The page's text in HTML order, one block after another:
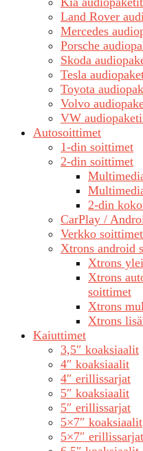
Land Rover
Mercedes
Porsche
Skoda
Tesla
Toyota
Volvo
VW
Autosoittimet
1-din soittimet
2-din soittimet
2-din
CarPlay /
Verkko soittimet
Xtrons android
Xtrons
Xtrons
soittimet
Xtrons
Xtrons
Kaiuttimet
3,5″ koaksiaalit
4″ koaksiaalit
4″ erillissarjat
5″ koaksiaalit
5″ erillissarjat
5×7″ koaksiaalit
5×7″ erillissarjat